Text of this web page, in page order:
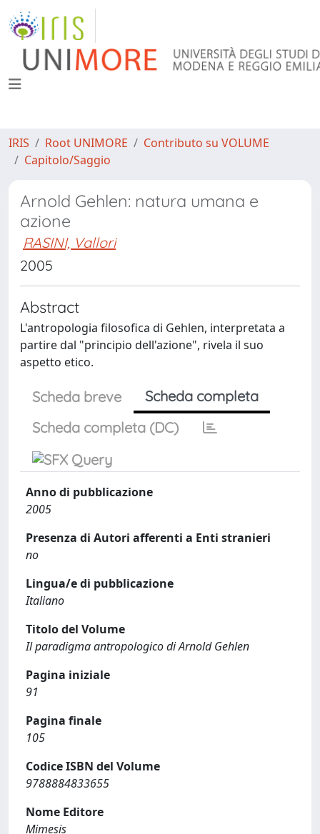
IRIS Root UNIMORE
Contributo su VOLUME
Capitolo/Saggio
Arnold Gehlen: natura umana e
azione
RASINI, Vallori
2005
Abstract
L'antropologia filosofica di Gehlen, interpretata a
partire dal "principio dell'azione", rivela il suo
aspetto etico.
Scheda breve
Scheda completa
Scheda completa (DC)
Anno di pubblicazione
2005
Presenza di Autori afferenti a Enti stranieri
no
Lingua/e di pubblicazione
Italiano
Titolo del Volume
Il paradigma antropologico di Arnold Gehlen
Pagina iniziale
91
Pagina finale
105
Codice ISBN del Volume
9788884833655
Nome Editore
Mimesis